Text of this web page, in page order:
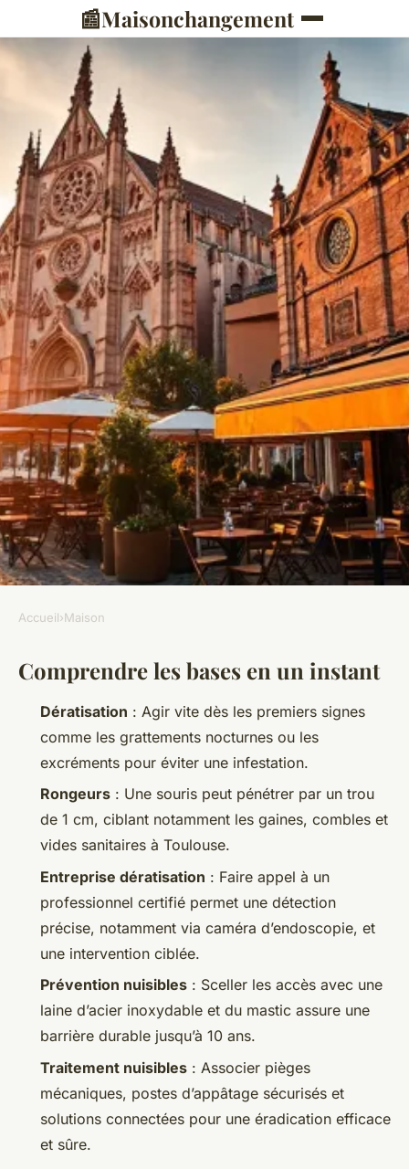
📰Maisonchangement
Guide complet pour une
dératisation parfaite à
Toulouse
08/07/2026 10:23
Accueil›Maison
Comprendre les bases en un instant
Dératisation : Agir vite dès les premiers signes
comme les grattements nocturnes ou les
excréments pour éviter une infestation.
Rongeurs : Une souris peut pénétrer par un trou
de 1 cm, ciblant notamment les gaines, combles et
vides sanitaires à Toulouse.
Entreprise dératisation : Faire appel à un
professionnel certifié permet une détection
précise, notamment via caméra d’endoscopie, et
une intervention ciblée.
Prévention nuisibles : Sceller les accès avec une
laine d’acier inoxydable et du mastic assure une
barrière durable jusqu’à 10 ans.
Traitement nuisibles : Associer pièges
mécaniques, postes d’appâtage sécurisés et
solutions connectées pour une éradication efficace
et sûre.